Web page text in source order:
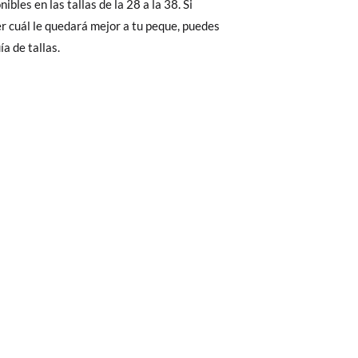
en las tallas de la 28 a la 38. Si
cuál le quedará mejor a tu peque, puedes
de tallas.
de todo: te mandaremos otra
22,1 22,7 23,5 24,2